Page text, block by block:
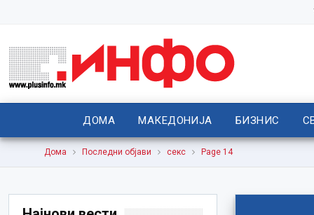
ДОМА МАКЕДОНИЈА БИЗНИС
Дома Последни објави секс Page 14